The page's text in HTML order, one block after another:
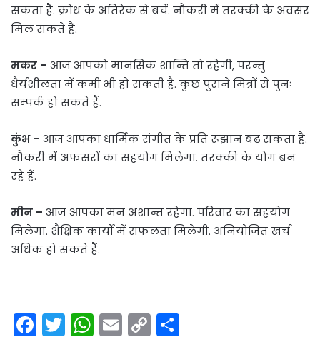
सकता है. क्रोध के अतिरेक से बचें. नौकरी में तरक्की के अवसर
मिल सकते हैं.
मकर – आज आपको मानसिक शान्ति तो रहेगी, परन्तु
धैर्यशीलता में कमी भी हो सकती है. कुछ पुराने मित्रों से पुनः
सम्पर्क हो सकते हैं.
कुंभ – आज आपका धार्मिक संगीत के प्रति रूझान बढ़ सकता है.
नौकरी में अफसरों का सहयोग मिलेगा. तरक्की के योग बन
रहे हैं.
मीन – आज आपका मन अशान्त रहेगा. परिवार का सहयोग
मिलेगा. शैक्षिक कार्यों में सफलता मिलेगी. अनियोजित खर्च
अधिक हो सकते हैं.
F T W E C